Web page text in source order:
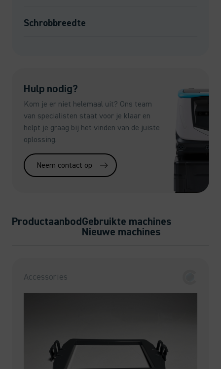
Schrobbreedte
Hulp nodig?
Kom je er niet helemaal uit? Ons team
van specialisten staat voor je klaar en
helpt je graag bij het vinden van de juiste
oplossing.
Neem contact op
ProductaanbodGebruikte machines
Nieuwe machines
Accessories